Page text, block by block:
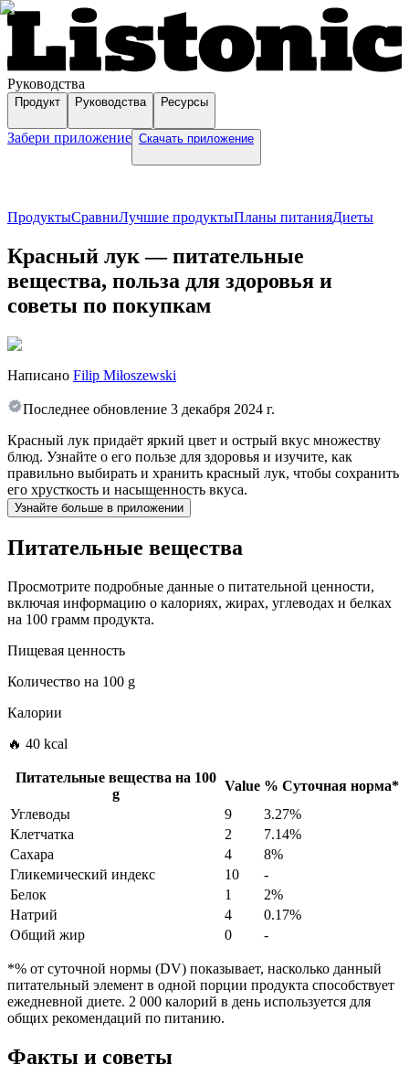
Руководства
Продукт Руководства Ресурсы
Забери приложение Скачать приложение
ПродуктыСравниЛучшие продуктыПланы питанияДиеты
Красный лук — питательные
вещества, польза для здоровья и
советы по покупкам
Написано Filip Miłoszewski
Последнее обновление 3 декабря 2024 г.
Красный лук придаёт яркий цвет и острый вкус множеству
блюд. Узнайте о его пользе для здоровья и изучите, как
правильно выбирать и хранить красный лук, чтобы сохранить
его хрусткость и насыщенность вкуса.
Узнайте больше в приложении
Питательные вещества
Просмотрите подробные данные о питательной ценности,
включая информацию о калориях, жирах, углеводах и белках
на 100 грамм продукта.
Пищевая ценность
Количество на 100 g
Калории
🔥 40 kcal
Питательные вещества на 100
g
Value % Суточная норма*
Углеводы
9
3.27%
Клетчатка
2
7.14%
Сахара
4
8%
Гликемический индекс
10
-
Белок
1
2%
Натрий
4
0.17%
Общий жир
0 -
*% от суточной нормы (DV) показывает, насколько данный
питательный элемент в одной порции продукта способствует
ежедневной диете. 2 000 калорий в день используется для
общих рекомендаций по питанию.
Факты и советы